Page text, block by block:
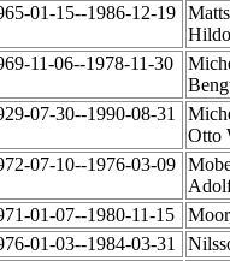
01-15--1986-12-19
11-06--1978-11-30
07-30--1990-08-31
Otto
07-10--1976-03-09
01-07--1980-11-15
01-03--1984-03-31